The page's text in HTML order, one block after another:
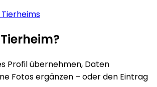
Profil übernehmen, Daten
Fotos ergänzen – oder den Eintrag